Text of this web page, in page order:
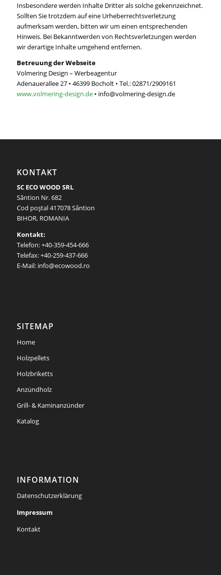
Insbesondere werden Inhalte Dritter als solche gekennzeichnet.
Sollten Sie trotzdem auf eine Urheberrechtsverletzung
aufmerksam werden, bitten wir um einen entsprechenden
Hinweis. Bei Bekanntwerden von Rechtsverletzungen werden
wir derartige Inhalte umgehend entfernen.
Betreuung der Webseite
Volmering Design – Werbeagentur
Adenauerallee 27 • 46399 Bocholt • Tel.: 02871/2909161
www.volmering-design.de• info@volmering-design.de
KONTAKT
SC ECO WOOD SRL
Sântion Nr. 682
Cod poştal 417078 Sântion
BIHOR, ROMANIA
Kontakt:
Telefon: +40-359-454-666
Telefax: +40-259-437-666
E-Mail: info@ecowood.ro
SITEMAP
Home
Holzpellets
Holzbriketts
Anzündholz
Grill- & Kaminanzünder
Katalog
INFORMATION
Datenschutzerklärung
Impressum
Kontakt